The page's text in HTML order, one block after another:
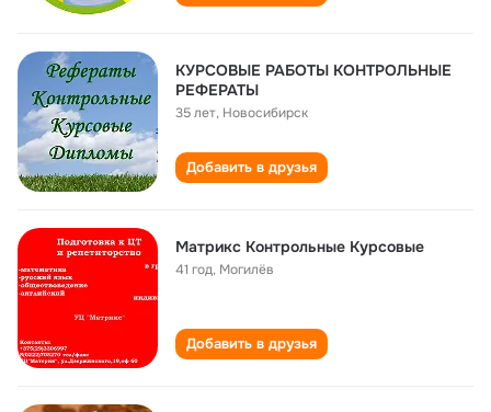
КУРСОВЫЕ РАБОТЫ КОНТРОЛЬНЫЕ
РЕФЕРАТЫ
35 лет, Новосибирск
Добавить в друзья
Матрикс Контрольные Курсовые
41 год, Могилёв
Добавить в друзья